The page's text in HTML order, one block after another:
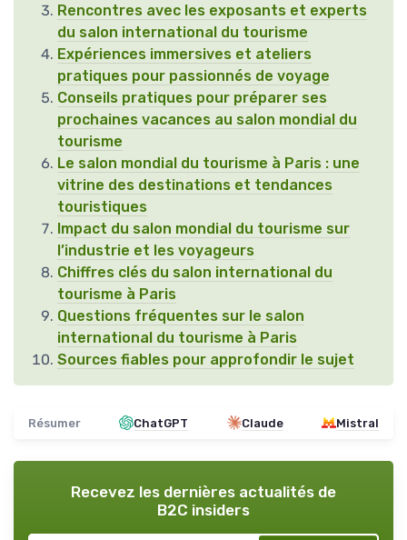
Rencontres avec les exposants et experts
du salon international du tourisme
Expériences immersives et ateliers
pratiques pour passionnés de voyage
Conseils pratiques pour préparer ses
prochaines vacances au salon mondial du
tourisme
Le salon mondial du tourisme à Paris : une
vitrine des destinations et tendances
touristiques
Impact du salon mondial du tourisme sur
l’industrie et les voyageurs
Chiffres clés du salon international du
tourisme à Paris
Questions fréquentes sur le salon
international du tourisme à Paris
Sources fiables pour approfondir le sujet
Résumer ChatGPT Claude Mistral
Recevez les dernières actualités de
B2C insiders